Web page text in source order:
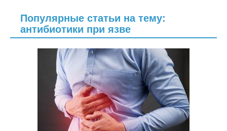
Популярные статьи на тему:
антибиотики при язве